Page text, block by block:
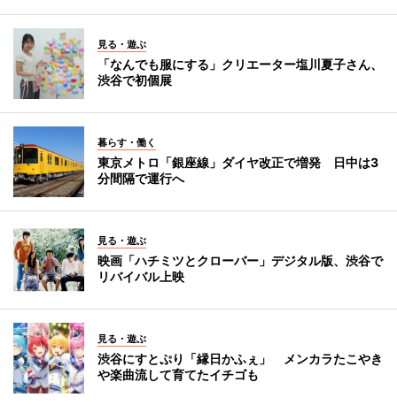
見る・遊ぶ
「なんでも服にする」クリエーター塩川夏子さん、
渋谷で初個展
暮らす・働く
東京メトロ「銀座線」ダイヤ改正で増発 日中は3
分間隔で運行へ
見る・遊ぶ
映画「ハチミツとクローバー」デジタル版、渋谷で
リバイバル上映
見る・遊ぶ
渋谷にすとぷり「縁日かふぇ」 メンカラたこやき
や楽曲流して育てたイチゴも